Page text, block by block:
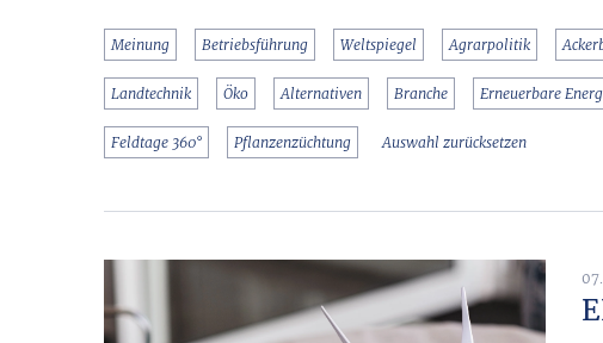
Meinung Betriebsführung Weltspiegel Agrarpolitik
Landtechnik Öko Alternativen Branche Erneuerbare
Feldtage 360° Pflanzenzüchtung Auswahl zurücksetzen